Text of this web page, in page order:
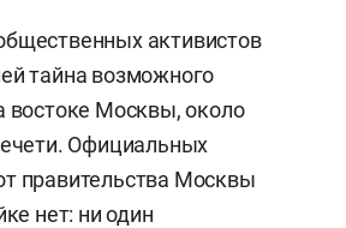
активистов
тайна возможного
востоке Москвы, около
Официальных
правительства Москвы
нет: ни один